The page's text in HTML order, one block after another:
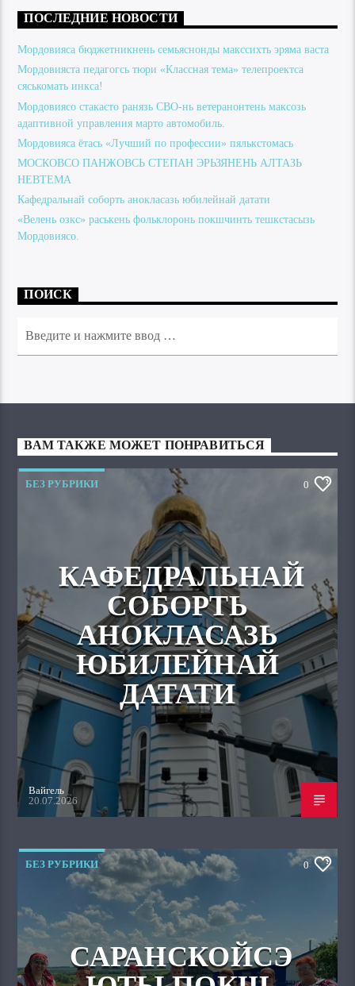
ПОСЛЕДНИЕ НОВОСТИ
Мордовияса бюджетникнень семьяснонды макссихть эряма васта
Мордовияста педагогсь тюри «Классная тема» телепроектса
сяськомать инкса!
Мордовиясо стакасто ранязь СВО-нь ветеранонтень максозь
адаптивной управления марто автомобиль.
Мордовияса ётась «Лучший по профессии» пялькстомась
МОСКОВСО ПАНЖОВСЬ СТЕПАН ЭРЬЗЯНЕНЬ АЛТАЗЬ
НЕВТЕМА
Кафедральнай соборть анокласазь юбилейнай датати
«Велень озкс» раськень фольклоронь покшчинть тешкстасызь
Мордовиясо.
ПОИСК
ВАМ ТАКЖЕ МОЖЕТ ПОНРАВИТЬСЯ
БЕЗ РУБРИКИ 0
КАФЕДРАЛЬНАЙ
СОБОРТЬ
АНОКЛАСАЗЬ
ЮБИЛЕЙНАЙ
ДАТАТИ
Вайгель
20.07.2026
БЕЗ РУБРИКИ 0
САРАНСКОЙСЭ